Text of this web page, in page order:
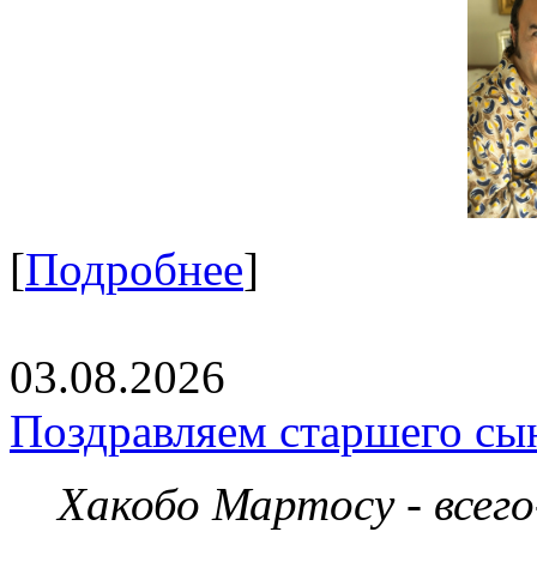
[Подробнее]
03.08.2026
Поздравляем старшего
Хакобо Мартосу -